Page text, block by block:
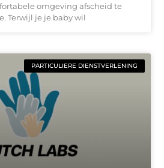
omgeving afscheid te
Terwijl je je baby wil
PARTICULIERE DIENSTVERLENING